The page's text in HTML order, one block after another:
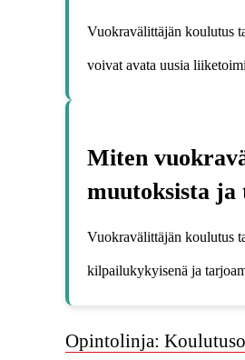
Vuokravälittäjän koulutus
voivat avata uusia
Miten
muutoksista ja
Vuokravälittäjän koulutus
kilpailukykyisenä ja
Opintolinja: